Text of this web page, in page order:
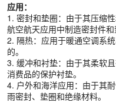
应用：
1. 密封和垫圈：由于其压缩
航空航天应用中制造密封件和
2. 隔热：应用于暖通空调系
的。
3. 缓冲和衬垫：由于其柔软
消费品的保护衬垫。
4. 户外和海洋应用：由于其
雨密封、垫圈和绝缘材料。